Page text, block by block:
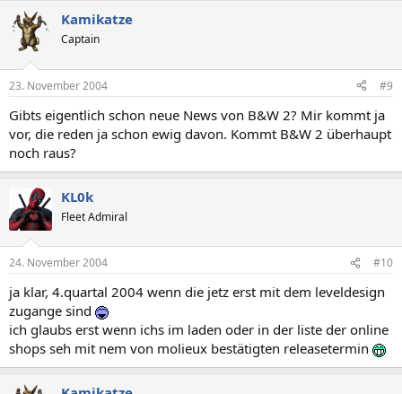
Kamikatze
Captain
23. November 2004 #9
Gibts eigentlich schon neue News von B&W 2? Mir kommt ja
vor, die reden ja schon ewig davon. Kommt B&W 2 überhaupt
noch raus?
KL0k
Fleet Admiral
24. November 2004 #10
ja klar, 4.quartal 2004 wenn die jetz erst mit dem leveldesign
zugange sind
ich glaubs erst wenn ichs im laden oder in der liste der online
shops seh mit nem von molieux bestätigten releasetermin